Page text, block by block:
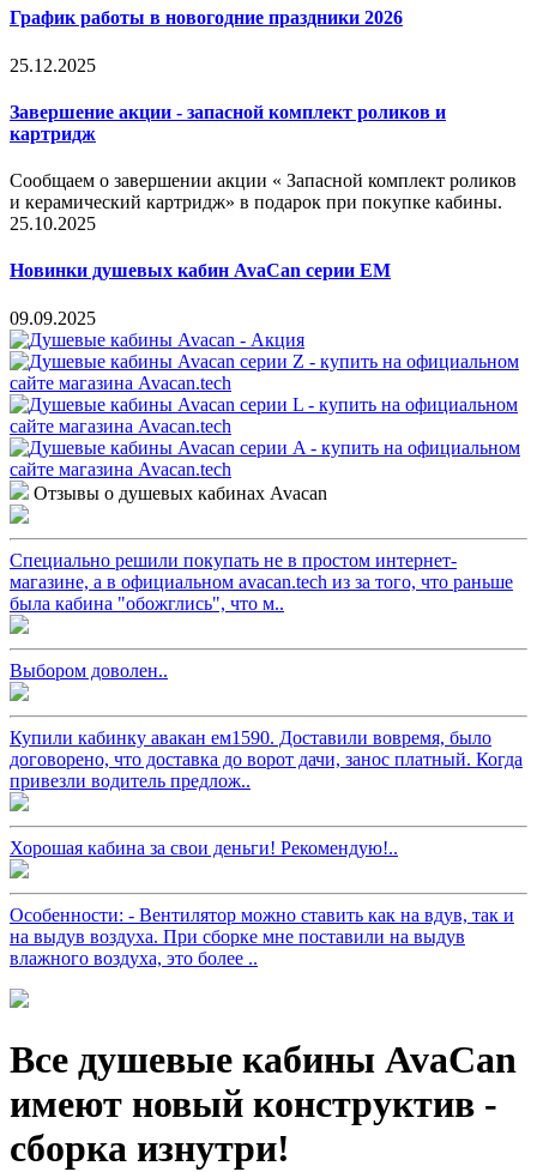
График работы в новогодние праздники 2026
25.12.2025
Завершение акции - запасной комплект роликов и
картридж
Сообщаем о завершении акции « Запасной комплект роликов
и керамический картридж» в подарок при покупке кабины.
25.10.2025
Новинки душевых кабин AvaCan серии EM
09.09.2025
Отзывы о душевых кабинах Avacan
Специально решили покупать не в простом интернет-
магазине, а в официальном avacan.tech из за того, что раньше
была кабина "обожглись", что м..
Выбором доволен..
Купили кабинку авакан ем1590. Доставили вовремя, было
договорено, что доставка до ворот дачи, занос платный. Когда
привезли водитель предлож..
Хорошая кабина за свои деньги! Рекомендую!..
Особенности: - Вентилятор можно ставить как на вдув, так и
на выдув воздуха. При сборке мне поставили на выдув
влажного воздуха, это более ..
Все душевые кабины AvaCan
имеют новый конструктив -
сборка изнутри!